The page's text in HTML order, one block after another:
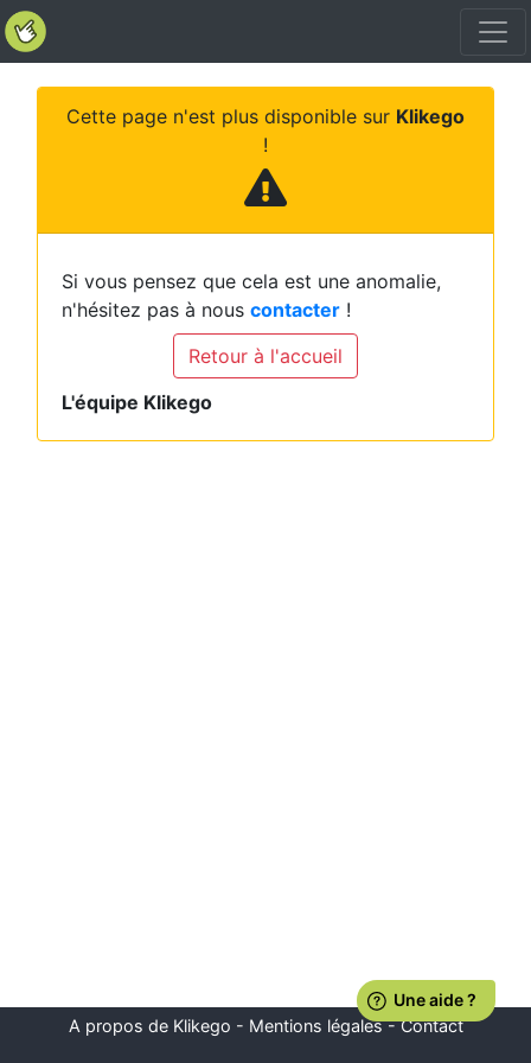
Cette page n'est plus disponible sur Klikego
!
Si vous pensez que cela est une anomalie,
n'hésitez pas à nous contacter !
Retour à l'accueil
L'équipe Klikego
A propos de Klikego - Mentions légales-Contact